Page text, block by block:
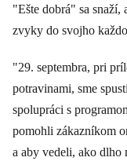
"Ešte dobrá" sa
zvyky do svojho
"29. septembra, pri
potravinami, sme
spolupráci s
pomohli zákazníkom
a aby vedeli, ako